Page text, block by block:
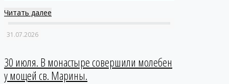
Читать далее
31.07.2026
30 июля. В монастыре совершили молебен
у мощей св. Марины.